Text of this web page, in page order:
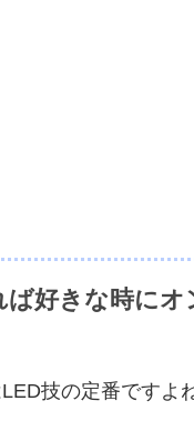
好きな時にオ
技の定番ですよ